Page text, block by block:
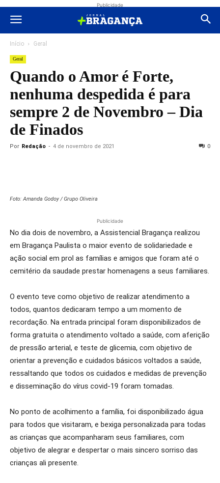
Publicidade
Início Geral
Geral
Quando o Amor é Forte,
nenhuma despedida é para
sempre 2 de Novembro – Dia
de Finados
Por Redação - 4 de novembro de 2021 0
Foto: Amanda Godoy / Grupo Oliveira
Publicidade
No dia dois de novembro, a Assistencial Bragança realizou
em Bragança Paulista o maior evento de solidariedade e
ação social em prol as famílias e amigos que foram até o
cemitério da saudade prestar homenagens a seus familiares.
O evento teve como objetivo de realizar atendimento a
todos, quantos dedicaram tempo a um momento de
recordação. Na entrada principal foram disponibilizados de
forma gratuita o atendimento voltado a saúde, com aferição
de pressão arterial, e teste de glicemia, com objetivo de
orientar a prevenção e cuidados básicos voltados a saúde,
ressaltando que todos os cuidados e medidas de prevenção
e disseminação do vírus covid-19 foram tomadas.
No ponto de acolhimento a família, foi disponibilizado água
para todos que visitaram, e bexiga personalizada para todas
as crianças que acompanharam seus familiares, com
objetivo de alegrar e despertar o mais sincero sorriso das
crianças ali presente.